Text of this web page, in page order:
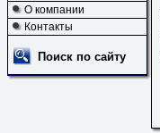
О компании
Контакты
Поиск по сайту